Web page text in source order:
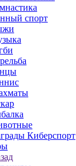
спорт
Киберспорт